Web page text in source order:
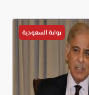
بوابة السعودية